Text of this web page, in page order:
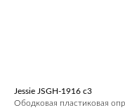
Jessie JSGH-1916 c3
Ободковая пластиковая